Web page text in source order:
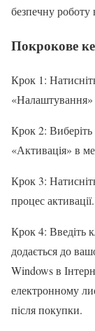
безпечну
Покрокове
Крок 1:
«Налаштування»
Крок 2: Виберіть
«Активація» в
Крок 3:
процес активації.
Крок 4: Введіть
додається до
Windows в
електронному
після покупки.